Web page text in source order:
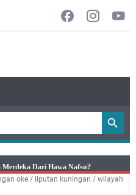
Pasar Kepuh Kuningan Kamis 6
Naik, Telur Turun
oke / liputan kuningan / wilayah